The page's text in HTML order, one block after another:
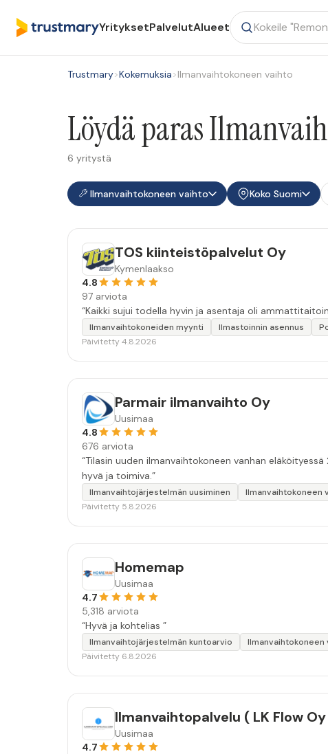
YrityksetPalvelutAlueet
Trustmary>Kokemuksia>Ilmanvaihtokoneen vaihto
Löydä paras
6 yritystä
Ilmanvaihtokoneen vaihto Koko Suomi
TOS kiinteistöpalvelut Oy
Kymenlaakso
4.8
97 arviota
“Kaikki sujui todella hyvin ja asentaja oli
Ilmanvaihtokoneiden myynti Ilmastoinnin asennus
Päivitetty 4.8.2026
Parmair ilmanvaihto Oy
Uusimaa
4.8
676 arviota
“Tilasin uuden ilmanvaihtokoneen vanhan
hyvä ja toimiva.”
Ilmanvaihtojärjestelmän uusiminen Ilmanvaihtokoneen
Päivitetty 5.8.2026
Homemap
Uusimaa
4.7
5,318 arviota
“Hyvä ja kohtelias ”
Ilmanvaihtojärjestelmän kuntoarvio Ilmanvaihtokoneen
Päivitetty 6.8.2026
Ilmanvaihtopalvelu ( LK Flow
Uusimaa
4.7